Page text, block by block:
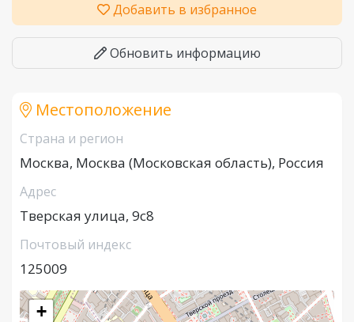
Добавить в избранное
Обновить информацию
Местоположение
Страна и регион
Москва, Москва (Московская область), Россия
Адрес
Тверская улица, 9с8
Почтовый индекс
125009
+